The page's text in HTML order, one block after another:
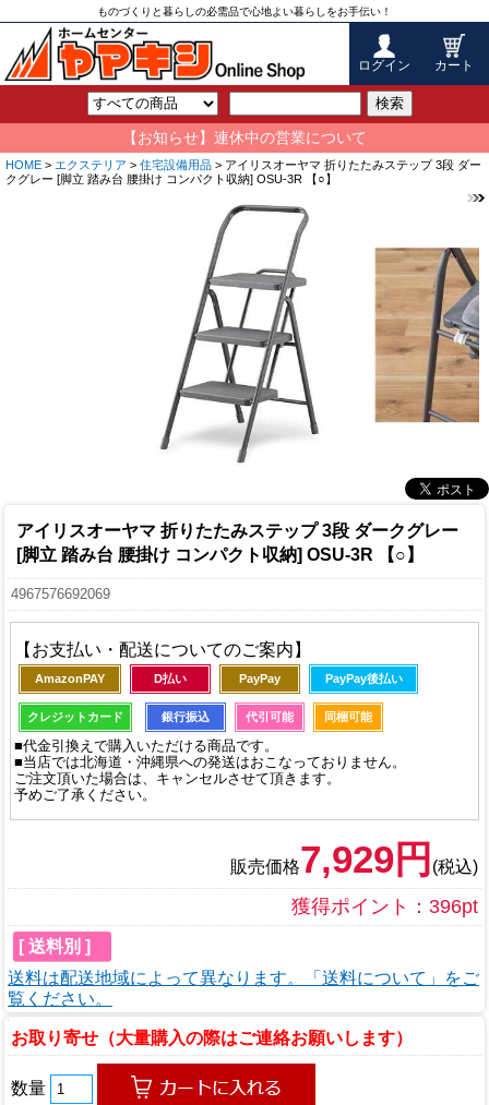
ものづくりと暮らしの必需品で心地よい暮らしをお手伝い！
ログイン カート
検索
【お知らせ】連休中の営業について
HOME > エクステリア > 住宅設備用品 > アイリスオーヤマ 折りたたみステップ 3段 ダー
クグレー [脚立 踏み台 腰掛け コンパクト収納] OSU-3R 【○】
アイリスオーヤマ 折りたたみステップ 3段 ダークグレー
[脚立 踏み台 腰掛け コンパクト収納] OSU-3R 【○】
4967576692069
【お支払い・配送についてのご案内】
AmazonPAY D払い PayPay PayPay後払い
クレジットカード 銀行振込 代引可能 同梱可能
■代金引換えで購入いただける商品です。
■当店では北海道・沖縄県への発送はおこなっておりません。
ご注文頂いた場合は、キャンセルさせて頂きます。
予めご了承ください。
販売価格7,929円 (税込)
獲得ポイント：396pt
[ 送料別 ]
送料は配送地域によって異なります。「送料について」をご
覧ください。
お取り寄せ（大量購入の際はご連絡お願いします）
数量